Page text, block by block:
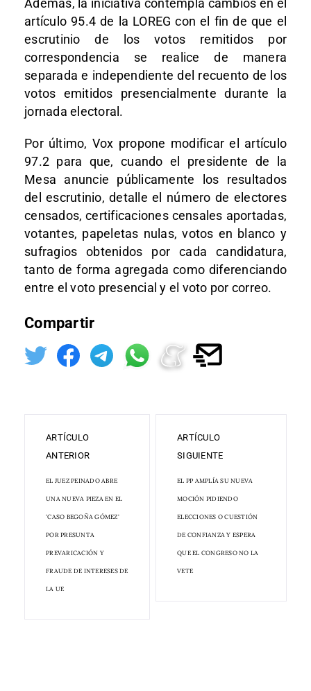
Además, la iniciativa contempla cambios en el
artículo 95.4 de la LOREG con el fin de que el
escrutinio de los votos remitidos por
correspondencia se realice de manera
separada e independiente del recuento de los
votos emitidos presencialmente durante la
jornada electoral.
Por último, Vox propone modificar el artículo
97.2 para que, cuando el presidente de la
Mesa anuncie públicamente los resultados
del escrutinio, detalle el número de electores
censados, certificaciones censales aportadas,
votantes, papeletas nulas, votos en blanco y
sufragios obtenidos por cada candidatura,
tanto de forma agregada como diferenciando
entre el voto presencial y el voto por correo.
Compartir
ARTÍCULO
ANTERIOR
EL JUEZ PEINADO ABRE
UNA NUEVA PIEZA EN EL
'CASO BEGOÑA GÓMEZ'
POR PRESUNTA
PREVARICACIÓN Y
FRAUDE DE INTERESES DE
LA UE
ARTÍCULO
SIGUIENTE
EL PP AMPLÍA SU NUEVA
MOCIÓN PIDIENDO
ELECCIONES O CUESTIÓN
DE CONFIANZA Y ESPERA
QUE EL CONGRESO NO LA
VETE